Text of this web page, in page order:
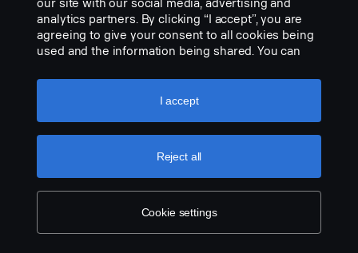
Part Description:
7 pin oil resistant spiral cable 8 meter
Add to list
our site with our social media, advertising and
analytics partners. By clicking “I accept”, you are
agreeing to give your consent to all cookies being
used and the information being shared. You can
settings” and selecting the categories you’d like to
accept. For a more detailed explanation of how we
Cookie settings
Reject all
I accept